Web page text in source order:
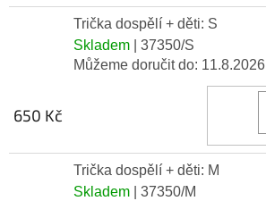
Trička dospělí + děti: S
Skladem
| 37350/S
Můžeme doručit do: 11.8.2026
650 Kč
Trička dospělí + děti: M
Skladem
| 37350/M